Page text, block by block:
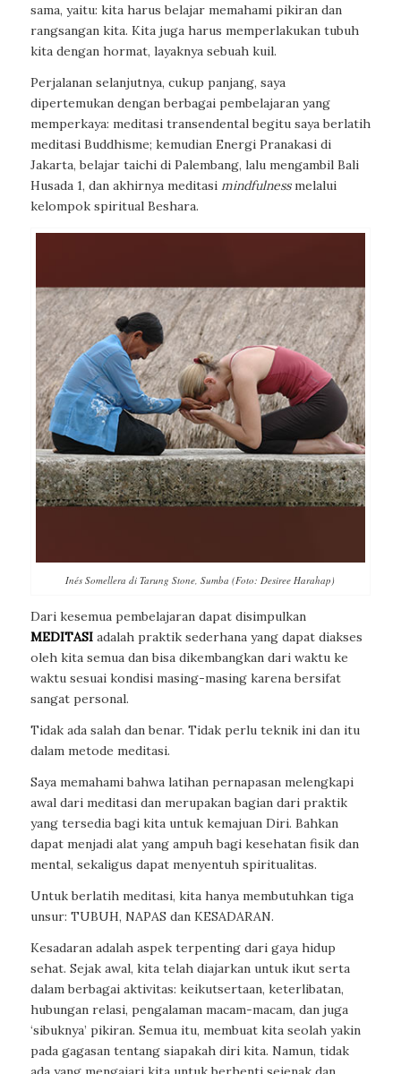
sama, yaitu: kita harus belajar memahami pikiran dan
rangsangan kita. Kita juga harus memperlakukan tubuh
kita dengan hormat, layaknya sebuah kuil.
Perjalanan selanjutnya, cukup panjang, saya
dipertemukan dengan berbagai pembelajaran yang
memperkaya: meditasi transendental begitu saya berlatih
meditasi Buddhisme; kemudian Energi Pranakasi di
Jakarta, belajar taichi di Palembang, lalu mengambil Bali
Husada 1, dan akhirnya meditasi mindfulnessmelalui
kelompok spiritual Beshara.
Inés Somellera di Tarung Stone, Sumba (Foto: Desiree Harahap)
Dari kesemua pembelajaran dapat disimpulkan
MEDITASIadalah praktik sederhana yang dapat diakses
oleh kita semua dan bisa dikembangkan dari waktu ke
waktu sesuai kondisi masing-masing karena bersifat
sangat personal.
Tidak ada salah dan benar. Tidak perlu teknik ini dan itu
dalam metode meditasi.
Saya memahami bahwa latihan pernapasan melengkapi
awal dari meditasi dan merupakan bagian dari praktik
yang tersedia bagi kita untuk kemajuan Diri. Bahkan
dapat menjadi alat yang ampuh bagi kesehatan fisik dan
mental, sekaligus dapat menyentuh spiritualitas.
Untuk berlatih meditasi, kita hanya membutuhkan tiga
unsur: TUBUH, NAPAS dan KESADARAN.
Kesadaran adalah aspek terpenting dari gaya hidup
sehat. Sejak awal, kita telah diajarkan untuk ikut serta
dalam berbagai aktivitas: keikutsertaan, keterlibatan,
hubungan relasi, pengalaman macam-macam, dan juga
‘sibuknya’ pikiran. Semua itu, membuat kita seolah yakin
pada gagasan tentang siapakah diri kita. Namun, tidak